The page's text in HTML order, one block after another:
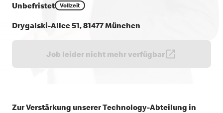
Unbefristet Vollzeit
Drygalski-Allee 51, 81477 München
Job leider nicht mehr verfügbar
Zur Verstärkung unserer Technology-Abteilung in